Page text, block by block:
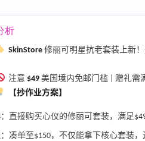
析
SkinStore 修丽可明星抗老套装上新
注意 $49 美国境内免邮门槛 | 赠礼需
【抄作业方案】
：直接购买心仪的修丽可套装，满足
：凑单至$150，不仅能拿下核心套装